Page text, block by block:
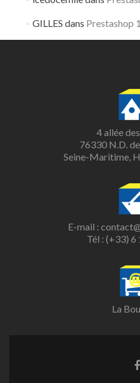
GILLES dans Prestashop
4 allée
76330 N.D.
Seine-Maritime,
E-mail :
Tél : (+33) 6
La